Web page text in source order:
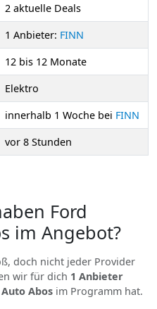
2 aktuelle Deals
1 Anbieter: FINN
12 bis 12 Monate
Elektro
innerhalb 1 Woche bei FINN
vor 8 Stunden
Ford
im Angebot?
doch nicht jeder Provider
wir für dich 1 Anbieter
Abos im Programm hat.